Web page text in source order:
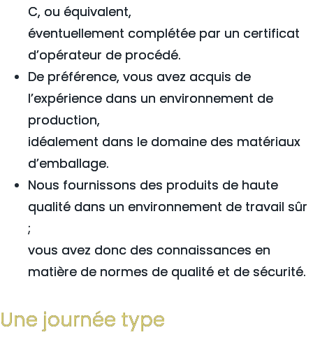
C, ou équivalent,
éventuellement complétée par un certificat
d’opérateur de procédé.
De préférence, vous avez acquis de
l’expérience dans un environnement de
production,
idéalement dans le domaine des matériaux
d’emballage.
Nous fournissons des produits de haute
qualité dans un environnement de travail sûr
;
vous avez donc des connaissances en
matière de normes de qualité et de sécurité.
Une journée type